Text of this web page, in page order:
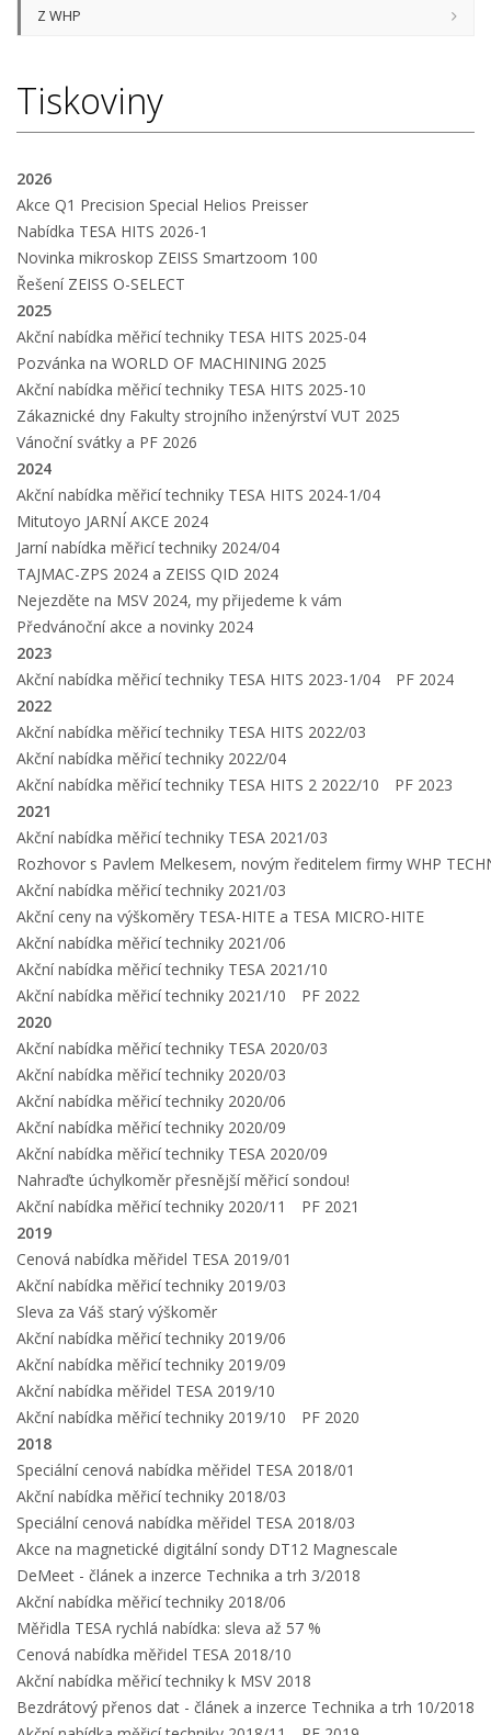
Z WHP
Tiskoviny
2026
Akce Q1 Precision Special Helios Preisser
Nabídka TESA HITS 2026-1
Novinka mikroskop ZEISS Smartzoom 100
Řešení ZEISS O-SELECT
2025
Akční nabídka měřicí techniky TESA HITS 2025-04
Pozvánka na WORLD OF MACHINING 2025
Akční nabídka měřicí techniky TESA HITS 2025-10
Zákaznické dny Fakulty strojního inženýrství VUT 2025
Vánoční svátky a PF 2026
2024
Akční nabídka měřicí techniky TESA HITS 2024-1/04
Mitutoyo JARNÍ AKCE 2024
Jarní nabídka měřicí techniky 2024/04
TAJMAC-ZPS 2024 a ZEISS QID 2024
Nejezděte na MSV 2024, my přijedeme k vám
Předvánoční akce a novinky 2024
2023
Akční nabídka měřicí techniky TESA HITS 2023-1/04
PF 2024
2022
Akční nabídka měřicí techniky TESA HITS 2022/03
Akční nabídka měřicí techniky 2022/04
Akční nabídka měřicí techniky TESA HITS 2 2022/10
PF 2023
2021
Akční nabídka měřicí techniky TESA 2021/03
Rozhovor s Pavlem Melkesem, novým ředitelem firmy WHP
Akční nabídka měřicí techniky 2021/03
Akční ceny na výškoměry TESA-HITE a TESA MICRO-HITE
Akční nabídka měřicí techniky 2021/06
Akční nabídka měřicí techniky TESA 2021/10
Akční nabídka měřicí techniky 2021/10
PF 2022
2020
Akční nabídka měřicí techniky TESA 2020/03
Akční nabídka měřicí techniky 2020/03
Akční nabídka měřicí techniky 2020/06
Akční nabídka měřicí techniky 2020/09
Akční nabídka měřicí techniky TESA 2020/09
Nahraďte úchylkoměr přesnější měřicí sondou!
Akční nabídka měřicí techniky 2020/11
PF 2021
2019
Cenová nabídka měřidel TESA 2019/01
Akční nabídka měřicí techniky 2019/03
Sleva za Váš starý výškoměr
Akční nabídka měřicí techniky 2019/06
Akční nabídka měřicí techniky 2019/09
Akční nabídka měřidel TESA 2019/10
Akční nabídka měřicí techniky 2019/10
PF 2020
2018
Speciální cenová nabídka měřidel TESA 2018/01
Akční nabídka měřicí techniky 2018/03
Speciální cenová nabídka měřidel TESA 2018/03
Akce na magnetické digitální sondy DT12 Magnescale
DeMeet - článek a inzerce Technika a trh 3/2018
Akční nabídka měřicí techniky 2018/06
Měřidla TESA rychlá nabídka: sleva až 57 %
Cenová nabídka měřidel TESA 2018/10
Akční nabídka měřicí techniky k MSV 2018
Bezdrátový přenos dat - článek a inzerce Technika a trh 10/2018